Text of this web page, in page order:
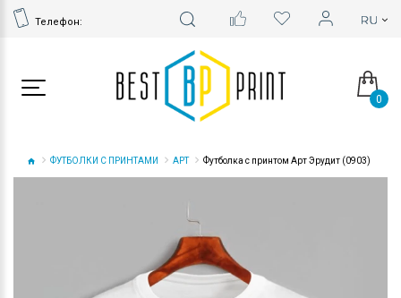
Телефон:
0
ФУТБОЛКИ С ПРИНТАМИ АРТ Футболка с принтом Арт Эрудит (0903)